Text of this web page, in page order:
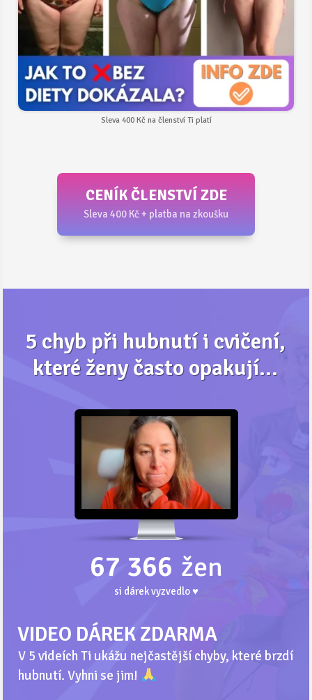
Sleva 400 Kč na členství Ti platí
CENÍK ČLENSTVÍ ZDE
Sleva 400 Kč + platba na zkoušku
5 chyb při hubnutí i cvičení,
které ženy často opakují...
67 366 žen
si dárek vyzvedlo ♥
VIDEO DÁREK ZDARMA
V 5 videích Ti ukážu nejčastější chyby, které brzdí
hubnutí. Vyhni se jim!